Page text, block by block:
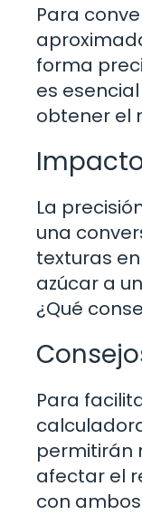
Para
forma
es
obtener el
La
una
texturas
azúcar a
¿Qué
Para
permitirán
afectar el
con